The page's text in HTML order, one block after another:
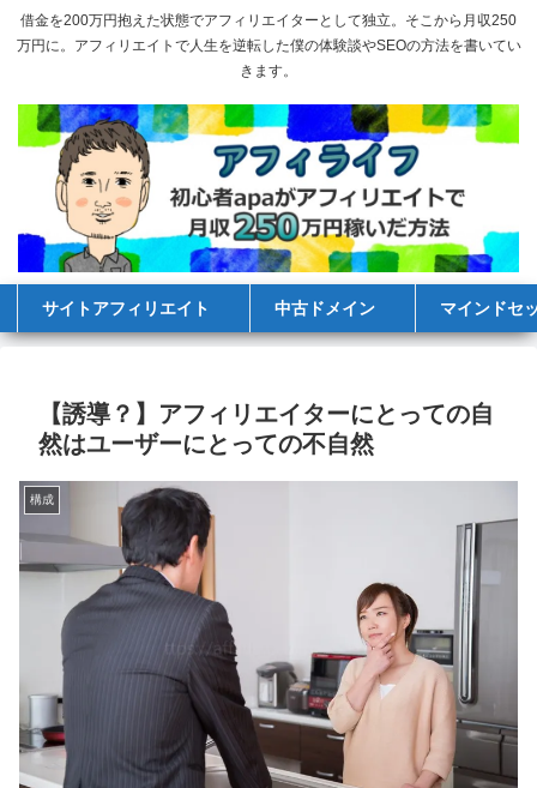
借金を200万円抱えた状態でアフィリエイターとして独立。そこから月収250
万円に。アフィリエイトで人生を逆転した僕の体験談やSEOの方法を書いてい
きます。
サイトアフィリエイト 中古ドメイン マインドセ
【誘導？】アフィリエイターにとっての自
然はユーザーにとっての不自然
構成